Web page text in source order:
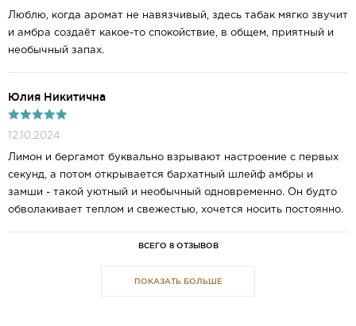
Люблю, когда аромат не навязчивый, здесь табак мягко звучит
и амбра создаёт какое-то спокойствие, в общем, приятный и
необычный запах.
Юлия Никитична
12.10.2024
Лимон и бергамот буквально взрывают настроение с первых
секунд, а потом открывается бархатный шлейф амбры и
замши - такой уютный и необычный одновременно. Он будто
обволакивает теплом и свежестью, хочется носить постоянно.
ВСЕГО 8 ОТЗЫВОВ
ПОКАЗАТЬ БОЛЬШЕ